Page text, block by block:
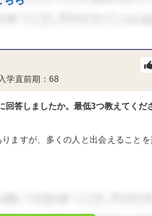
学直前期：68
答しましたか。最低3つ教えてくだ
ますが、多くの人と出会えること